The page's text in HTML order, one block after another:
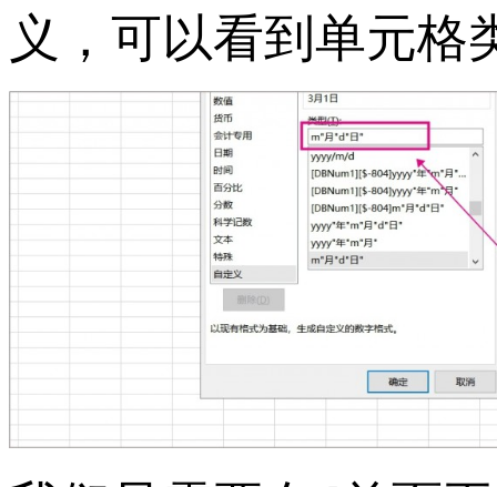
义，可以看到单元格